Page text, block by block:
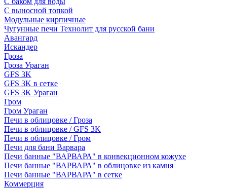
С выносной топкой
Модульные кирпичные
Чугунные печи Технолит для русской бани
Авангард
Искандер
Гроза
Гроза Ураган
GFS 3K
GFS 3K в сетке
GFS 3K Ураган
Гром
Гром Ураган
Печи в облицовке / Гроза
Печи в облицовке / GFS 3K
Печи в облицовке / Гром
Печи для бани Варвара
Печи банные "ВАРВАРА" в конвекционном кожухе
Печи банные "ВАРВАРА" в облицовке из камня
Печи банные "ВАРВАРА" в сетке
Коммерция